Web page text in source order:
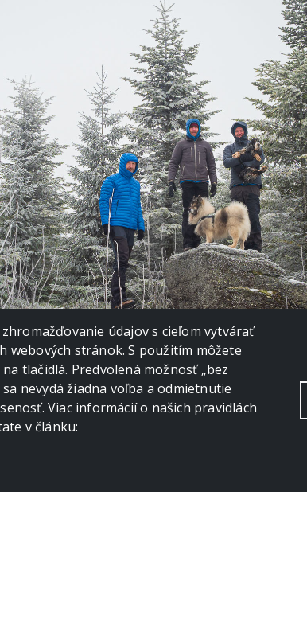
údajov s cieľom vytvárať
webových stránok. S použitím môžete
tlačidlá. Predvolená možnosť „bez
nevydá žiadna voľba a odmietnutie
Viac informácií o našich pravidlách
v článku: